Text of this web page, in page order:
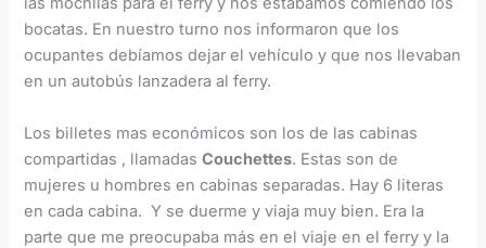
bocatas. En nuestro turno nos informaron que los
ocupantes debíamos dejar el vehículo y que nos llevaban
en un autobús lanzadera al ferry.
Los billetes mas económicos son los de las cabinas
compartidas , llamadasCouchettes. Estas son de
mujeres u hombres en cabinas separadas. Hay 6 literas
en cada cabina. Y se duerme y viaja muy bien. Era la
parte que me preocupaba más en el viaje en el ferry y la